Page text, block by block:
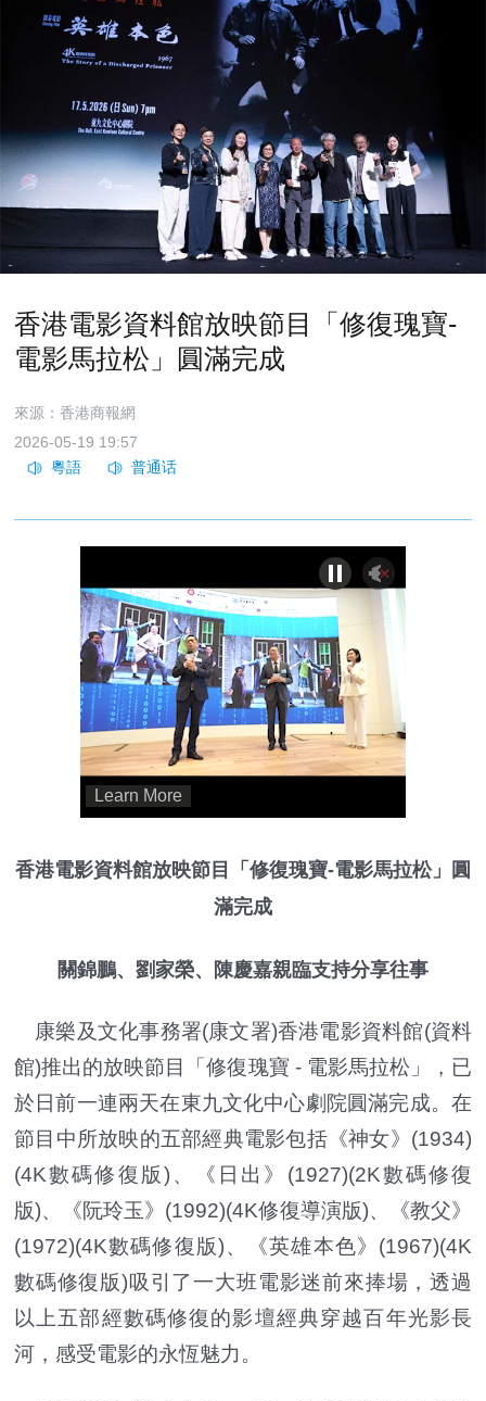
香港電影資料館放映節目「修復瑰寶-
電影馬拉松」圓滿完成
來源：香港商報網
2026-05-19 19:57
香港電影資料館放映節目「修復瑰寶-電影馬拉松」圓
滿完成
關錦鵬、劉家榮、陳慶嘉親臨支持分享往事
康樂及文化事務署(康文署)香港電影資料館(資料
館)推出的放映節目「修復瑰寶 - 電影馬拉松」，已
於日前一連兩天在東九文化中心劇院圓滿完成。在
節目中所放映的五部經典電影包括《神女》(1934)
(4K數碼修復版)、《日出》(1927)(2K數碼修復
版)、《阮玲玉》(1992)(4K修復導演版)、《教父》
(1972)(4K數碼修復版)、《英雄本色》(1967)(4K
數碼修復版)吸引了一大班電影迷前來捧場，透過
以上五部經數碼修復的影壇經典穿越百年光影長
河，感受電影的永恆魅力。